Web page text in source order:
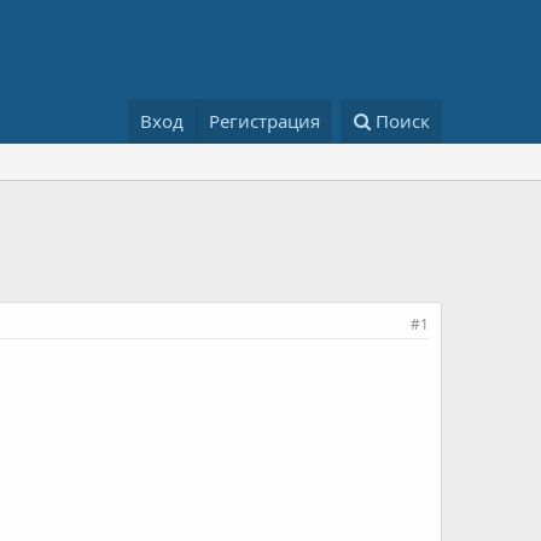
Вход Регистрация Поиск
#1